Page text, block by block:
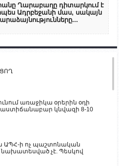
Ղարաբաղը դիտարկում է
Ադրբեջանի մաս, սակայն
առաջիկա օրերին օդի
կնվազի 8-10
ԱՊՀ-ի ոչ պաշտոնական
չէ. Պեսկով